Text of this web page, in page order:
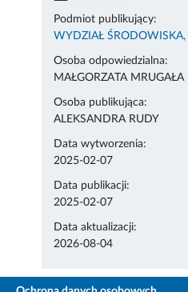
Podmiot publikujący:
WYDZIAŁ
Osoba odpowiedzialna:
MAŁGORZATA
Osoba publikująca:
ALEKSANDRA RUDY
Data wytworzenia:
2025-02-07
Data publikacji:
2025-02-07
Data aktualizacji:
2026-08-04